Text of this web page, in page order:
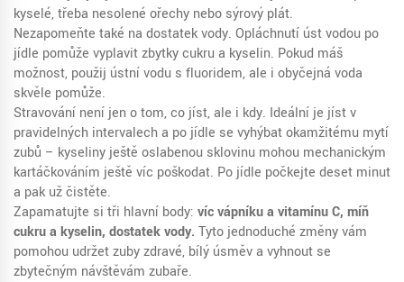
kyselé, třeba nesolené ořechy nebo sýrový plát.
Nezapomeňte také na dostatek vody. Opláchnutí úst vodou po
jídle pomůže vyplavit zbytky cukru a kyselin. Pokud máš
možnost, použij ústní vodu s fluoridem, ale i obyčejná voda
skvěle pomůže.
Stravování není jen o tom, co jíst, ale i kdy. Ideální je jíst v
pravidelných intervalech a po jídle se vyhýbat okamžitému mytí
zubů – kyseliny ještě oslabenou sklovinu mohou mechanickým
kartáčkováním ještě víc poškodat. Po jídle počkejte deset minut
a pak už čistěte.
Zapamatujte si tři hlavní body: víc vápníku a vitamínu C, míň
cukru a kyselin, dostatek vody. Tyto jednoduché změny vám
pomohou udržet zuby zdravé, bílý úsměv a vyhnout se
zbytečným návštěvám zubaře.